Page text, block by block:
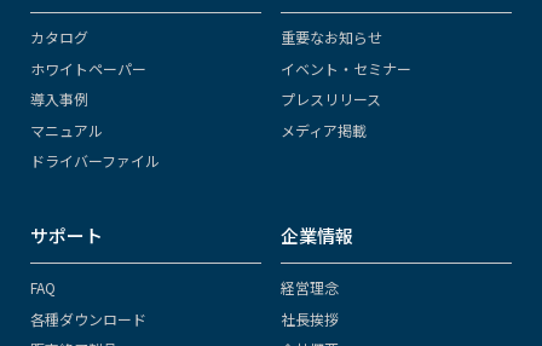
カタログ
ホワイトペーパー
導入事例
マニュアル
ドライバーファイル
重要なお知らせ
イベント・セミナー
プレスリリース
メディア掲載
サポート
FAQ
各種ダウンロード
企業情報
経営理念
社長挨拶